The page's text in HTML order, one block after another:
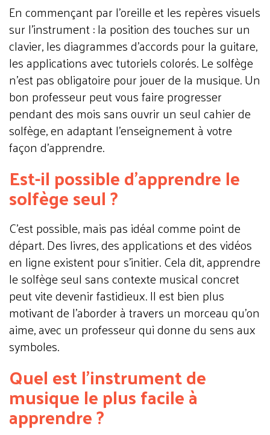
En commençant par l'oreille et les repères visuels
sur l'instrument : la position des touches sur un
clavier, les diagrammes d'accords pour la guitare,
les applications avec tutoriels colorés. Le solfège
n'est pas obligatoire pour jouer de la musique. Un
bon professeur peut vous faire progresser
pendant des mois sans ouvrir un seul cahier de
solfège, en adaptant l'enseignement à votre
façon d'apprendre.
Est-il possible d'apprendre le
solfège seul ?
C'est possible, mais pas idéal comme point de
départ. Des livres, des applications et des vidéos
en ligne existent pour s'initier. Cela dit, apprendre
le solfège seul sans contexte musical concret
peut vite devenir fastidieux. Il est bien plus
motivant de l'aborder à travers un morceau qu'on
aime, avec un professeur qui donne du sens aux
symboles.
Quel est l'instrument de
musique le plus facile à
apprendre ?